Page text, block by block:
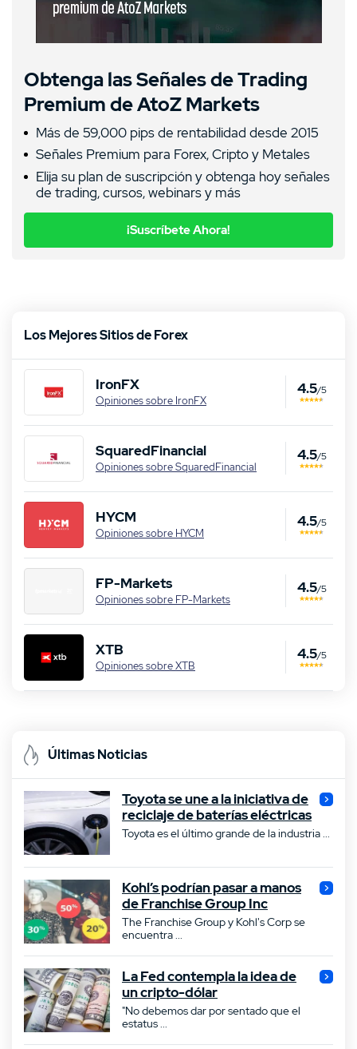
Obtenga las Señales de Trading
Premium de AtoZ Markets
Más de 59,000 pips de rentabilidad desde 2015
Señales Premium para Forex, Cripto y Metales
Elija su plan de suscripción y obtenga hoy señales
de trading, cursos, webinars y más
¡Suscríbete Ahora!
Los Mejores Sitios de Forex
IronFX
Opiniones sobre IronFX
4.5/5
SquaredFinancial
Opiniones sobre SquaredFinancial
4.5/5
HYCM
Opiniones sobre HYCM
4.5/5
FP-Markets
Opiniones sobre FP-Markets
4.5/5
XTB
Opiniones sobre XTB
4.5/5
Últimas Noticias
Toyota se une a la iniciativa de
reciclaje de baterías eléctricas
Toyota es el último grande de la industria ...
Kohl’s podrían pasar a manos
de Franchise Group Inc
The Franchise Group y Kohl's Corp se
encuentra ...
La Fed contempla la idea de
un cripto-dólar
"No debemos dar por sentado que el
estatus ...